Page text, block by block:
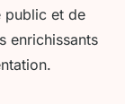
public et de
enrichissants